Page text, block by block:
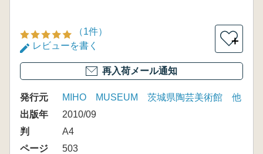
（1件）
レビューを書く
＋
再入荷メール通知
発行元
MIHO MUSEUM 茨城県陶芸美術館 他
出版年
2010/09
判
A4
ページ
503